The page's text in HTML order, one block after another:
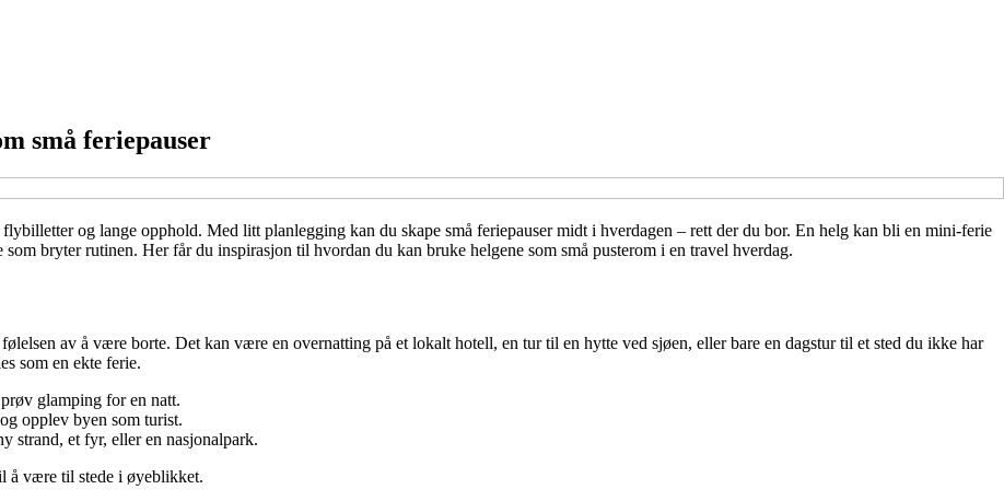
små feriepauser
og lange opphold. Med litt planlegging kan du skape små feriepauser midt i hverdagen – rett der du bor. En helg kan bli en mini-ferie
bryter rutinen. Her får du inspirasjon til hvordan du kan bruke helgene som små pusterom i en travel hverdag.
av å være borte. Det kan være en overnatting på et lokalt hotell, en tur til en hytte ved sjøen, eller bare en dagstur til et sted du ikke har
som en ekte ferie.
glamping for en natt.
opplev byen som turist.
strand, et fyr, eller en nasjonalpark.
å være til stede i øyeblikket.